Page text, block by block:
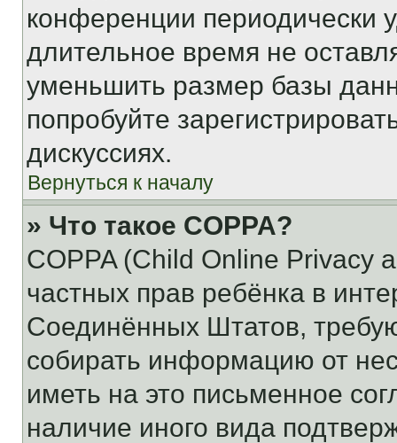
конференции периодически
длительное время не
уменьшить размер базы
попробуйте
дискуссиях.
Вернуться к началу
» Что такое COPPA?
COPPA (Child Online Privacy
частных прав ребёнка в
Соединённых Штатов,
собирать информацию от
иметь на это письменное
наличие иного вида